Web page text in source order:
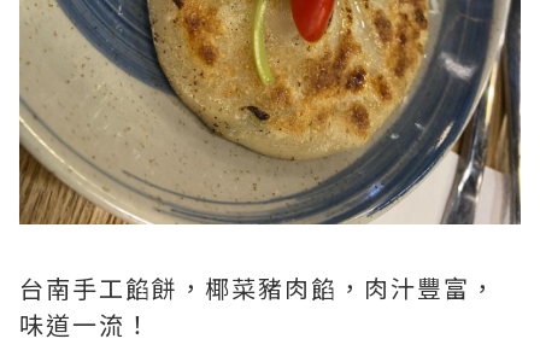
台南手工餡餅，椰菜豬肉餡，肉汁豐富，
味道一流！